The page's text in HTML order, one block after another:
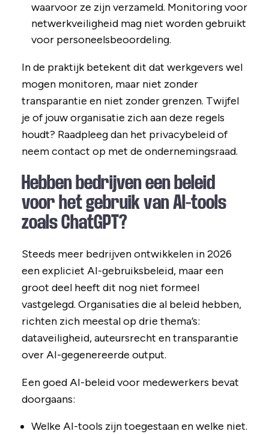
waarvoor ze zijn verzameld. Monitoring voor
netwerkveiligheid mag niet worden gebruikt
voor personeelsbeoordeling.
In de praktijk betekent dit dat werkgevers wel
mogen monitoren, maar niet zonder
transparantie en niet zonder grenzen. Twijfel
je of jouw organisatie zich aan deze regels
houdt? Raadpleeg dan het privacybeleid of
neem contact op met de ondernemingsraad.
Hebben bedrijven een beleid
voor het gebruik van AI-tools
zoals ChatGPT?
Steeds meer bedrijven ontwikkelen in 2026
een expliciet AI-gebruiksbeleid, maar een
groot deel heeft dit nog niet formeel
vastgelegd. Organisaties die al beleid hebben,
richten zich meestal op drie thema’s:
dataveiligheid, auteursrecht en transparantie
over AI-gegenereerde output.
Een goed AI-beleid voor medewerkers bevat
doorgaans:
Welke AI-tools zijn toegestaan en welke niet.